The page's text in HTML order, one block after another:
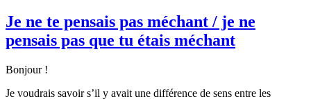
Je ne te pensais pas méchant / je ne
pensais pas que tu étais méchant
Bonjour !
Je voudrais savoir s’il y avait une différence de sens entre les